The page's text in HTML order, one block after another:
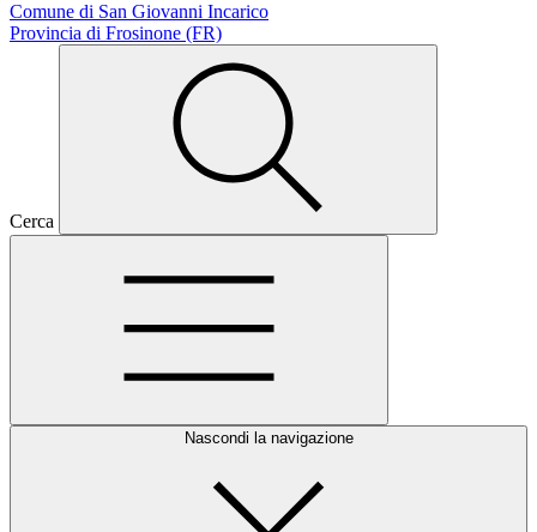
Comune di San Giovanni Incarico
Provincia di Frosinone (FR)
Cerca
Nascondi la navigazione